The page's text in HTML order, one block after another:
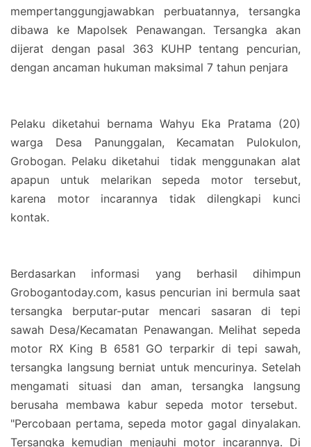
mempertanggungjawabkan perbuatannya, tersangka
dibawa ke Mapolsek Penawangan. Tersangka akan
dijerat dengan pasal 363 KUHP tentang pencurian,
dengan ancaman hukuman maksimal 7 tahun penjara
Pelaku diketahui bernama Wahyu Eka Pratama (20)
warga Desa Panunggalan, Kecamatan Pulokulon,
Grobogan. Pelaku diketahui
tidak menggunakan alat
apapun untuk melarikan sepeda motor tersebut,
karena motor incarannya tidak dilengkapi kunci
kontak.
Berdasarkan informasi yang berhasil dihimpun
Grobogantoday.com, kasus pencurian ini bermula saat
tersangka berputar-putar mencari sasaran di tepi
sawah Desa/Kecamatan Penawangan. Melihat sepeda
motor RX King B 6581 GO terparkir di tepi sawah,
tersangka langsung berniat untuk mencurinya. Setelah
mengamati situasi dan aman, tersangka langsung
berusaha membawa kabur sepeda motor tersebut.
"Percobaan pertama, sepeda motor gagal dinyalakan.
Tersangka kemudian menjauhi motor incarannya. Di